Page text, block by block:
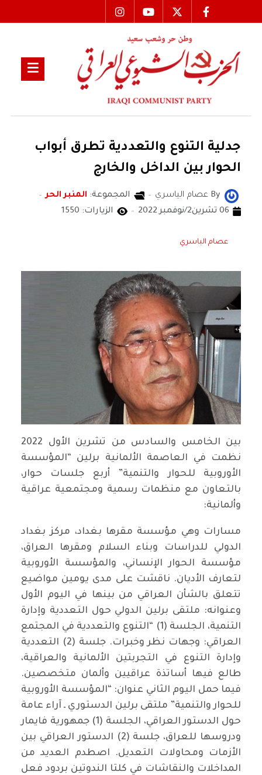
جدلية التنوع والتعددية تطرق أبواب
الحوار بين الداخل والخارج
By عصام الياسري المجموعة: المنبر الحر
06 تشرين2/نوفمبر 2022
الزيارات: 1550
عصام الياسري
بين الخامس والسادس من تشرين الأول 2022
نظمت في العاصمة الألمانية برلين “المؤسسة
الأوروبية للحوار والتنمية” أربع جلسات حوار،
بالتعاون مع منظمات رسمية ومجتمعية عراقية
وألمانية:
مسارات وهي مؤسسة مقرها بغداد، مركز بغداد
الدولي للدراسات وبناء السلام ومقرها العراق،
مؤسسة الحوار الإنساني، والمؤسسة الأوروبية
لتعارف الأديان. ناقشت على مدى يومين مواضيع
تتعلق بالشأن العراقي من بينها في اليوم الأول
وعنوانه: ملتقى برلين الدولي حول التعددية وإدارة
التنمية، الجلسة (1) “التنوع والتعددية في المجتمع
العراقي: وجهات نظر وخبرات. جلسة (2) التعددية
وإدارة التنوع في التجربتين الألمانية والعراقية،
طالع فيها أساتذة عراقيين وألمان متخصصين.
فيما حمل اليوم الثاني عنوان: “المؤسسة الأوروبية
للحوار والتنمية” ملتقى برلين الدستوري ـ آراء عامة
حول الدستور العراقي، الجلسة (1) جمهورية فايمار
ودروسها للعراق، جلسة (2) الدستور العراقي بين
الأزمات ومحاولات التعديل. اصطدم العديد من
المداخلات والنقاشات في كلتا الندوتين بردود فعل